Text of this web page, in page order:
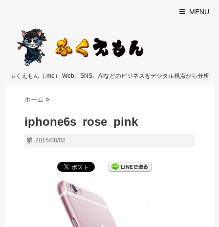
MENU
ふくえもん（.me） Web、SNS、AIなどのビジネスをデジタル視点から分析
ホーム >
iphone6s_rose_pink
2015/08/02